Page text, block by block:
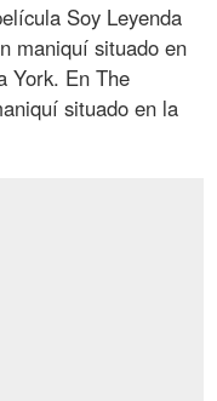
Soy Leyenda
maniquí situado en
York. En The
situado en la